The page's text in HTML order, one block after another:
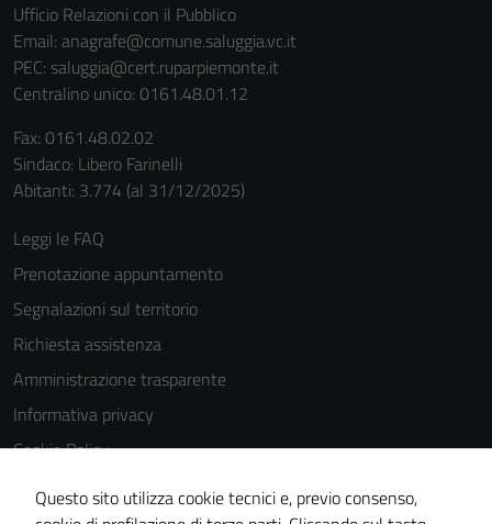
Ufficio Relazioni con il Pubblico
Email: anagrafe@comune.saluggia.vc.it
PEC: saluggia@cert.ruparpiemonte.it
Centralino unico: 0161.48.01.12
Fax: 0161.48.02.02
Sindaco: Libero Farinelli
Abitanti: 3.774 (al 31/12/2025)
Leggi le FAQ
Prenotazione appuntamento
Segnalazioni sul territorio
Richiesta assistenza
Amministrazione trasparente
Informativa privacy
Cookie Policy
Note legali
Questo sito utilizza cookie tecnici e, previo consenso,